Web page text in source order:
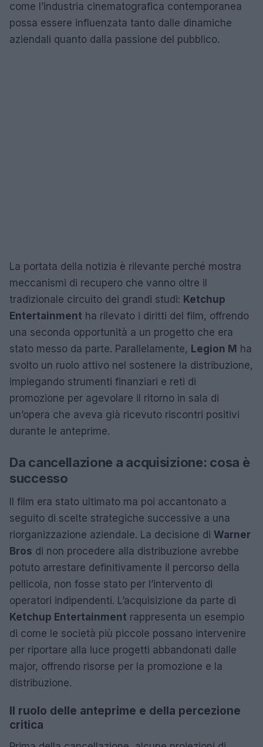
come l’industria cinematografica contemporanea
possa essere influenzata tanto dalle dinamiche
aziendali quanto dalla passione del pubblico.
La portata della notizia è rilevante perché mostra
meccanismi di recupero che vanno oltre il
tradizionale circuito dei grandi studi: Ketchup
Entertainment ha rilevato i diritti del film, offrendo
una seconda opportunità a un progetto che era
stato messo da parte. Parallelamente, Legion M ha
svolto un ruolo attivo nel sostenere la distribuzione,
impiegando strumenti finanziari e reti di
promozione per agevolare il ritorno in sala di
un’opera che aveva già ricevuto riscontri positivi
durante le anteprime.
Da cancellazione a acquisizione: cosa è
successo
Il film era stato ultimato ma poi accantonato a
seguito di scelte strategiche successive a una
riorganizzazione aziendale. La decisione di Warner
Bros di non procedere alla distribuzione avrebbe
potuto arrestare definitivamente il percorso della
pellicola, non fosse stato per l’intervento di
operatori indipendenti. L’acquisizione da parte di
Ketchup Entertainment rappresenta un esempio
di come le società più piccole possano intervenire
per riportare alla luce progetti abbandonati dalle
major, offrendo risorse per la promozione e la
distribuzione.
Il ruolo delle anteprime e della percezione
critica